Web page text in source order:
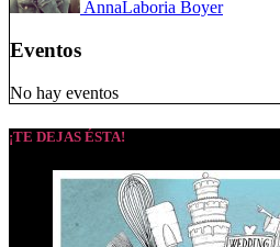
AnnaLaboria Boyer
Eventos
No hay eventos
¡TE DEJAS ÉSTA!